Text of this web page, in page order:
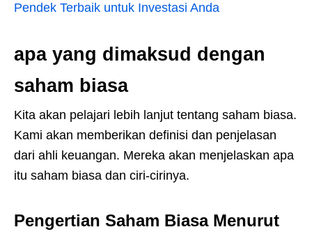
Pendek Terbaik untuk Investasi Anda
apa yang dimaksud dengan
saham biasa
Kita akan pelajari lebih lanjut tentang saham biasa.
Kami akan memberikan definisi dan penjelasan
dari ahli keuangan. Mereka akan menjelaskan apa
itu saham biasa dan ciri-cirinya.
Pengertian Saham Biasa Menurut